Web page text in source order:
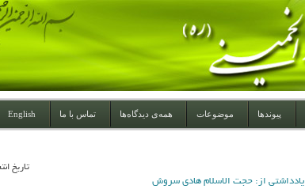
پیوندها موضوعات همه‌ی دیدگاه‌ها تماس با ما
English
تاريخ انتشار: 04 تير
یادداشتی از: حجت الاسلام هادی سروش